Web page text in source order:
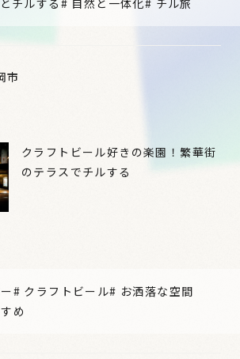
チルする # 自然と一体化# チル旅
市
クラフトビール好きの楽園！繁華街
のテラスでチルする
# クラフトビール# お洒落な空間
め